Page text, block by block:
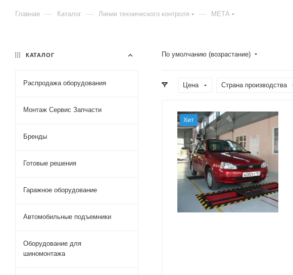
Главная — Каталог — Линии технического контроля — МЕТА
По умолчанию (возрастание)
Цена Страна производства
Хит
КАТАЛОГ
Распродажа оборудования
Монтаж Сервис Запчасти
Бренды
Готовые решения
Гаражное оборудование
Автомобильные подъемники
Оборудование для
шиномонтажа